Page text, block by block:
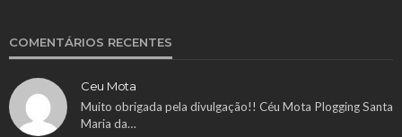
COMENTÁRIOS RECENTES
Ceu Mota
Muito obrigada pela divulgação!! Céu Mota Plogging Santa
Maria da…